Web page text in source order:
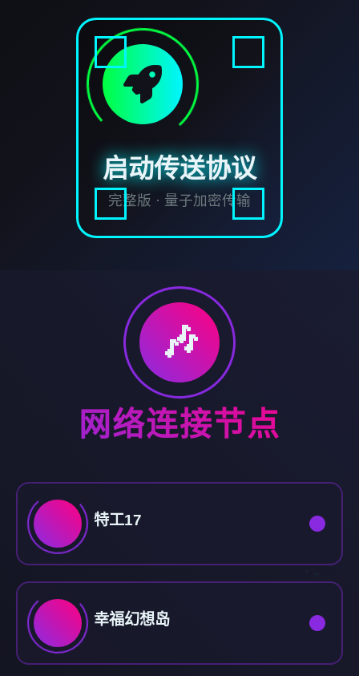
启动传送协议
完整版 · 量子加密传输
🎶
网络连接节点
特工17
幸福幻想岛